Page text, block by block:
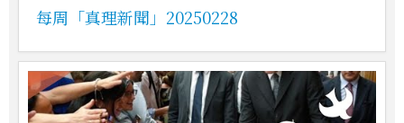
每周「真理新聞」20250228